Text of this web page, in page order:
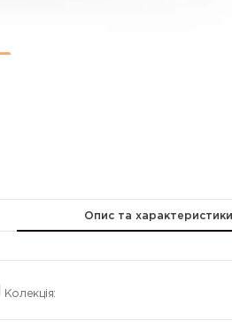
Опис та характеристики
Колекція: